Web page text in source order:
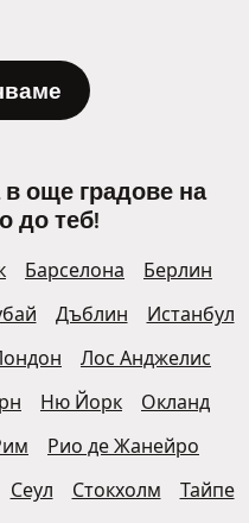
още градове на
до теб!
Барселона
Берлин
Дъблин
Истанбул
Лос Анджелис
Ню Йорк
Окланд
Рио де Жанейро
Сеул Стокхолм
Тайпе